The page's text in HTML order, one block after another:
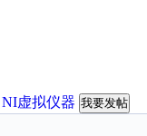
NI虚拟仪器 我要发帖